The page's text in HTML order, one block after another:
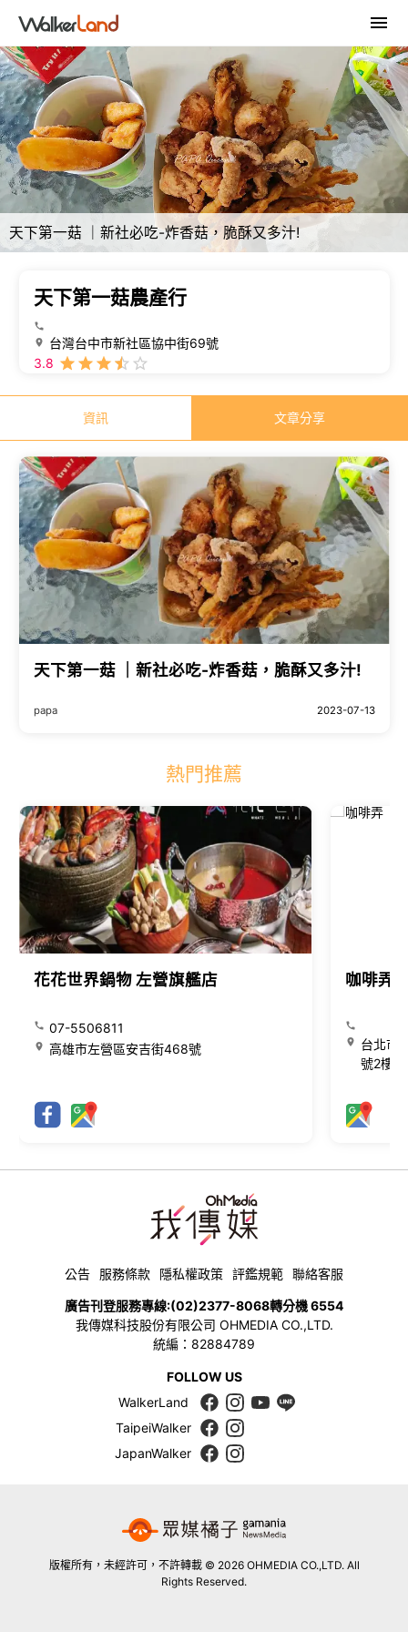
天下第一菇 ｜新社必吃-炸香菇，脆酥又多汁!
天下第一菇農產行
台灣台中市新社區協中街69號
3.8
資訊 文章分享
天下第一菇 ｜新社必吃-炸香菇，脆酥又多汁!
papa 2023-07-13
熱門推薦
花花世界鍋物 左營旗艦店
07-5506811
高雄市左營區安吉街468號
咖啡弄
台北市
號2樓
公告 服務條款 隱私權政策 評鑑規範 聯絡客服
廣告刊登服務專線:(02)2377-8068轉分機 6554
我傳媒科技股份有限公司 OHMEDIA CO.,LTD.
統編：82884789
FOLLOW US
WalkerLand
TaipeiWalker
JapanWalker
版權所有，未經許可，不許轉載 © 2026 OHMEDIA CO.,LTD. All
Rights Reserved.